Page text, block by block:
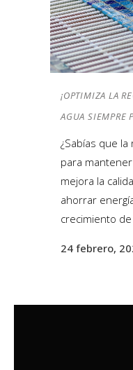
¡OPTIMIZA LA
AGUA SIEMPRE
¿Sabías que
para
mejora la
ahorrar
crecimiento de
24 febrero,